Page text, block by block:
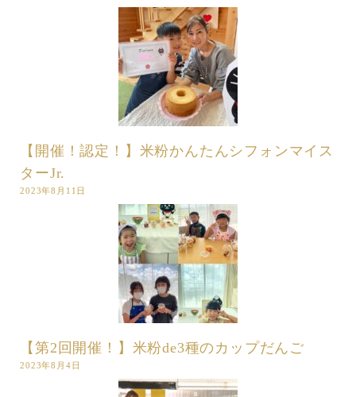
【開催！認定！】米粉かんたんシフォンマイス
ターJr.
2023年8月11日
【第2回開催！】米粉de3種のカップだんご
2023年8月4日